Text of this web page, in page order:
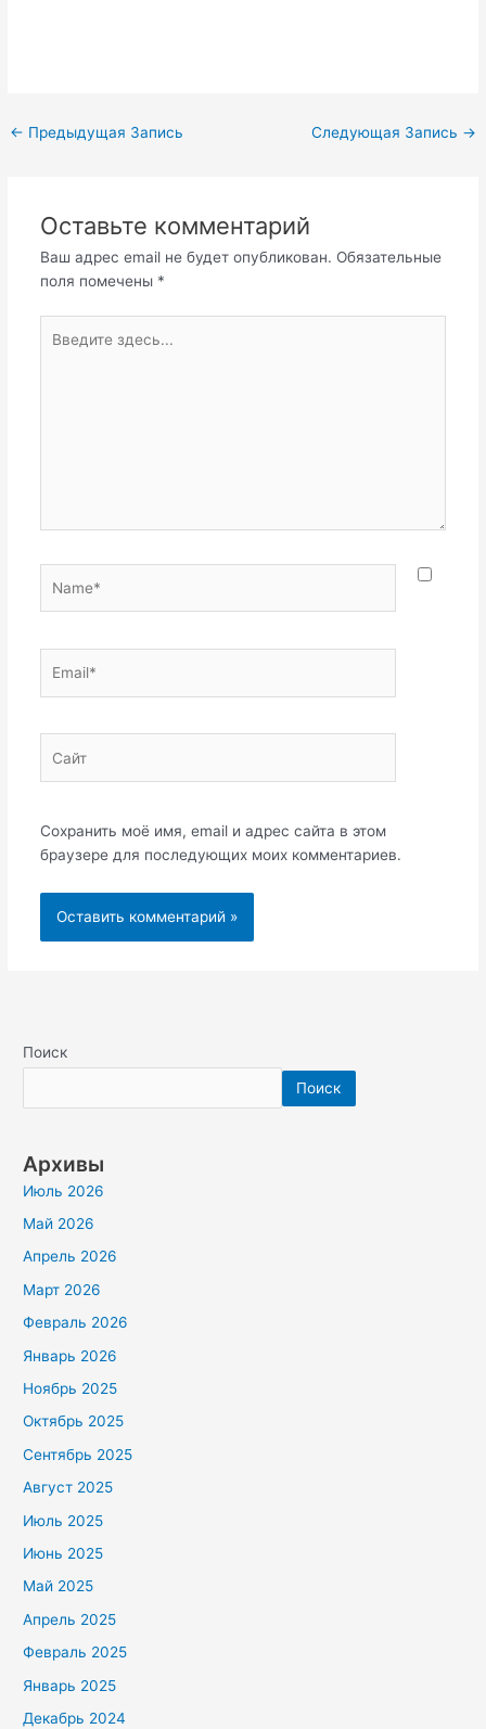
← Предыдущая Запись Следующая Запись →
Оставьте комментарий
Ваш адрес email не будет опубликован. Обязательные
поля помечены *
здесь...
Сохранить моё имя, email и адрес сайта в этом
браузере для последующих моих комментариев.
Поиск
Поиск
Архивы
Июль 2026
Май 2026
Апрель 2026
Март 2026
Февраль 2026
Январь 2026
Ноябрь 2025
Октябрь 2025
Сентябрь 2025
Август 2025
Июль 2025
Июнь 2025
Май 2025
Апрель 2025
Февраль 2025
Январь 2025
Декабрь 2024